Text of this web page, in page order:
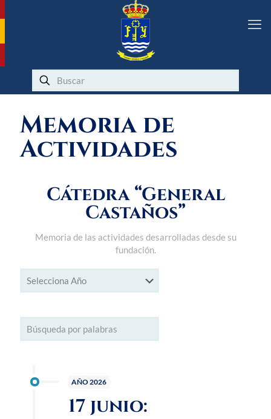
Memoria de
Actividades
Cátedra “General
Castaños”
Memoria de las actividades desarrolladas desde su
fundación.
AÑO 2026
17 junio: